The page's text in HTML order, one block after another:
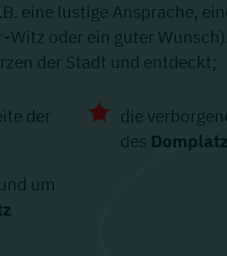
eine lustige Ansprache,
Witz oder ein guter
der Stadt und entdeckt;
der
die
des
um